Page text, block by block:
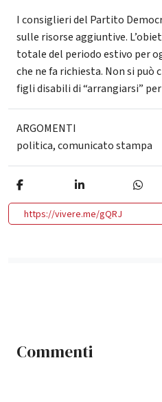
I consiglieri del Partito
sulle risorse aggiuntive.
totale del periodo estivo per
che ne fa richiesta. Non si può
figli disabili di “arrangiarsi”
ARGOMENTI
politica,comunicato stampa
https://vivere.me/gQRJ
Commenti